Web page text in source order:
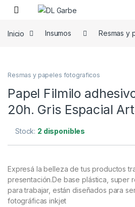
Inicio Insumos Resmas y
Resmas y papeles fotograficos
Papel Filmilo
20h. Gris Espacial
Stock: 2 disponibles
Expresá la belleza de tus productos
presentación.De base plástica, super
para trabajar, están diseñados para
fotográficas inkjet